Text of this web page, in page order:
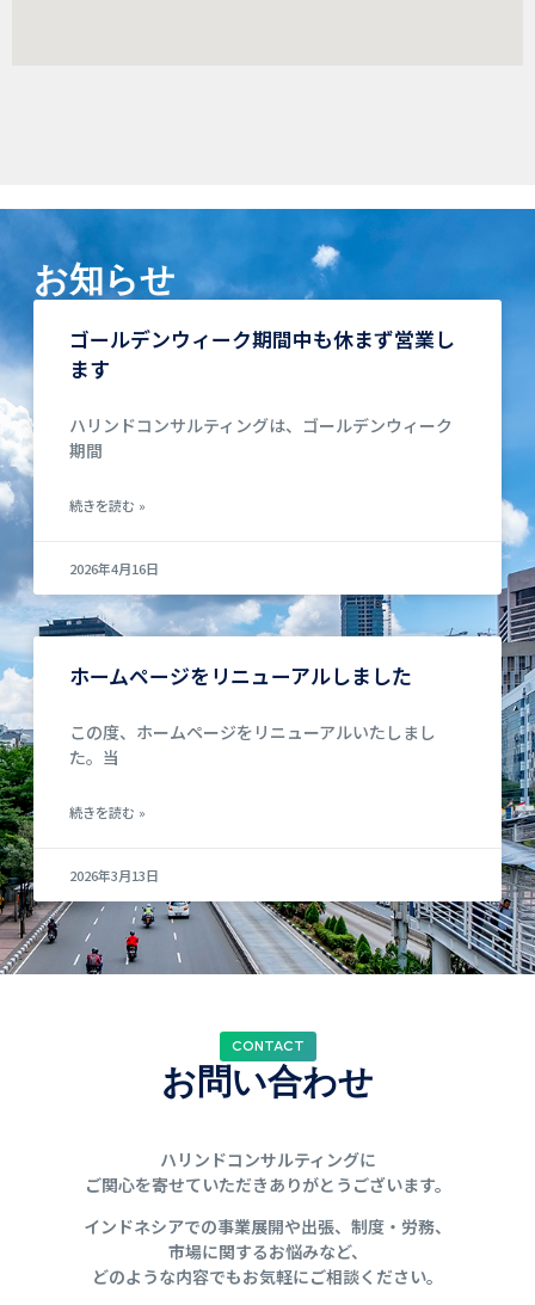
お知らせ
ゴールデンウィーク期間中も休まず営業し
ます
ハリンドコンサルティングは、ゴールデンウィーク
期間
続きを読む »
2026年4月16日
ホームページをリニューアルしました
この度、ホームページをリニューアルいたしまし
た。当
続きを読む »
2026年3月13日
CONTACT
お問い合わせ
ハリンドコンサルティングに
ご関心を寄せていただきありがとうございます。
インドネシアでの事業展開や出張、制度・労務、
市場に関するお悩みなど、
どのような内容でもお気軽にご相談ください。